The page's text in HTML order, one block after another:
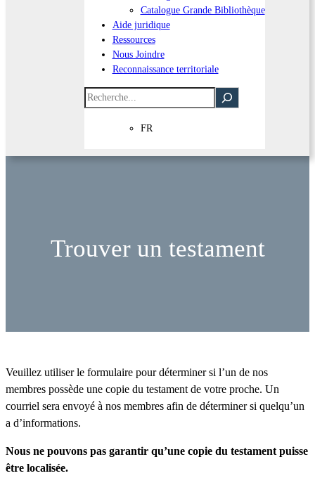
Catalogue Grande Bibliothèque
Aide juridique
Ressources
Nous Joindre
Reconnaissance territoriale
Recherche
FR
Trouver un testament
Veuillez utiliser le formulaire pour déterminer si l’un de nos
membres possède une copie du testament de votre proche. Un
courriel sera envoyé à nos membres afin de déterminer si quelqu’un
a d’informations.
Nous ne pouvons pas garantir qu’une copie du testament puisse
être localisée.